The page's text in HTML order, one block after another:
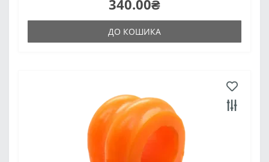
340.00₴
ДО КОШИКА